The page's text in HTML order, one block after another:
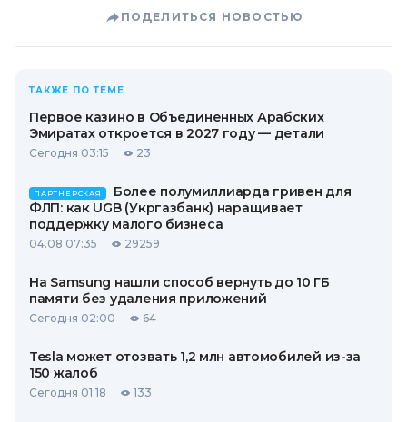
ПОДЕЛИТЬСЯ НОВОСТЬЮ
ТАКЖЕ ПО ТЕМЕ
Первое казино в Объединенных Арабских
Эмиратах откроется в 2027 году — детали
Сегодня 03:15 23
ПАРТНЕРСКАЯ
Более полумиллиарда гривен для
ФЛП: как UGB (Укргазбанк) наращивает
поддержку малого бизнеса
04.08 07:35 29259
На Samsung нашли способ вернуть до 10 ГБ
памяти без удаления приложений
Сегодня 02:00 64
Tesla может отозвать 1,2 млн автомобилей из-за
150 жалоб
Сегодня 01:18 133